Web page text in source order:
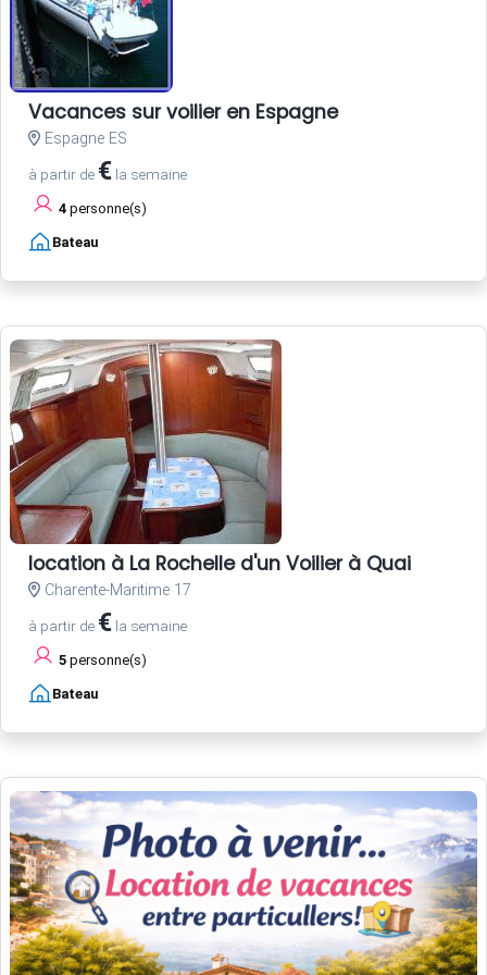
Vacances sur voilier en Espagne
Espagne ES
à partir de € la semaine
4 personne(s)
Bateau
location à La Rochelle d'un Voilier à Quai
Charente-Maritime 17
à partir de € la semaine
5 personne(s)
Bateau